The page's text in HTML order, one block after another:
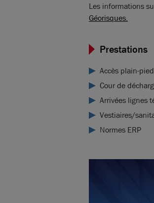
Les informations
Géorisques.
Prestations
Accès plain-
Cour de
Arrivées lignes
Vestiaires/
Normes ERP